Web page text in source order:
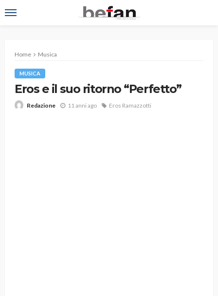
Home Musica
MUSICA
Eros e il suo ritorno “Perfetto”
Redazione 11 anni ago Eros Ramazzotti